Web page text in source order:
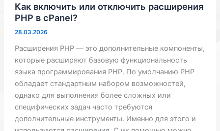
Как включить или отключить расширения
PHP в cPanel?
28.03.2026
Расширения PHP — это дополнительные компоненты,
которые расширяют базовую функциональность
языка программирования PHP. По умолчанию PHP
обладает стандартным набором возможностей,
однако для выполнения более сложных или
специфических задач часто требуются
дополнительные инструменты. Именно для этого и